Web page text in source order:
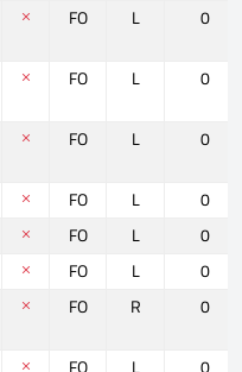
FO L
0
FO L
0
FO L
0
FO L
0
FO L
0
FO L
0
FO R
0